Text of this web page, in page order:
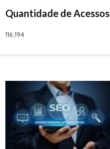
Quantidade de Acessos
116.194